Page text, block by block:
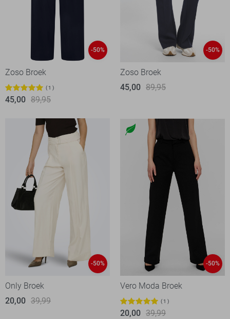
-50%
Zoso Broek
1
45,00 89,95
-50%
Zoso Broek
45,00 89,95
-50%
Only Broek
20,00 39,99
-50%
Vero Moda Broek
1
20,00 39,99